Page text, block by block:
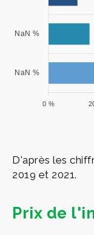
NaN %
NaN %
0 %
D'après les
2019 et 2021.
Prix de